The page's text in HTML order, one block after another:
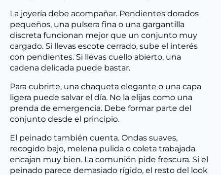
La joyería debe acompañar. Pendientes dorados
pequeños, una pulsera fina o una gargantilla
discreta funcionan mejor que un conjunto muy
cargado. Si llevas escote cerrado, sube el interés
con pendientes. Si llevas cuello abierto, una
cadena delicada puede bastar.
Para cubrirte, una chaqueta elegante o una capa
ligera puede salvar el día. No la elijas como una
prenda de emergencia. Debe formar parte del
conjunto desde el principio.
El peinado también cuenta. Ondas suaves,
recogido bajo, melena pulida o coleta trabajada
encajan muy bien. La comunión pide frescura. Si el
peinado parece demasiado rígido, el resto del look